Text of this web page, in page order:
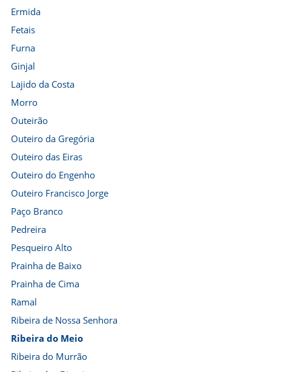
Ermida
Fetais
Furna
Ginjal
Lajido da Costa
Morro
Outeirão
Outeiro da Gregória
Outeiro das Eiras
Outeiro do Engenho
Outeiro Francisco Jorge
Paço Branco
Pedreira
Pesqueiro Alto
Prainha de Baixo
Prainha de Cima
Ramal
Ribeira de Nossa Senhora
Ribeira do Meio
Ribeira do Murrão